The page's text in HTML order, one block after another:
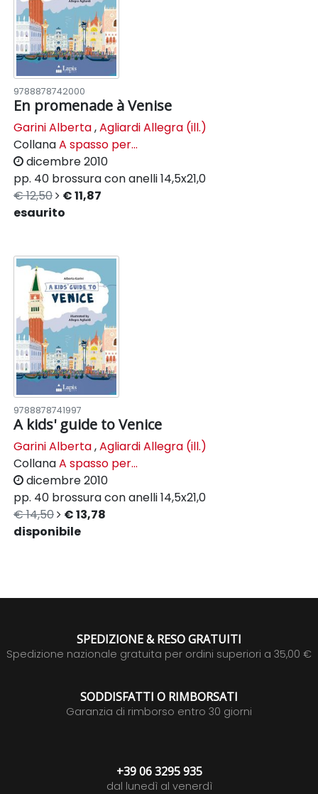
9788878742000
En promenade à Venise
Garini Alberta,Agliardi Allegra (ill.)
CollanaA spasso per...
dicembre 2010
pp. 40 brossura con anelli14,5x21,0
€ 12,50
€ 11,87
esaurito
9788878741997
A kids' guide to Venice
Garini Alberta,Agliardi Allegra (ill.)
CollanaA spasso per...
dicembre 2010
pp. 40 brossura con anelli14,5x21,0
€ 14,50
€ 13,78
disponibile
SPEDIZIONE & RESO GRATUITI
Spedizione nazionale gratuita per ordini superiori a 35,00 €
SODDISFATTI O RIMBORSATI
Garanzia di rimborso entro 30 giorni
+39 06 3295 935
dal lunedì al venerdì